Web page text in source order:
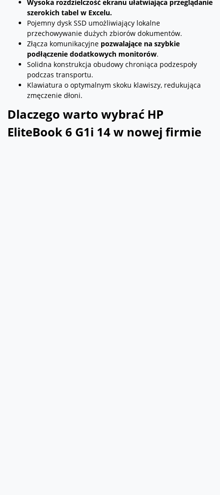
Wysoka rozdzielczość ekranu ułatwiająca przeglądanie
szerokich tabel w Excelu.
Pojemny dysk SSD umożliwiający lokalne
przechowywanie dużych zbiorów dokumentów.
Złącza komunikacyjne pozwalające na szybkie
podłączenie dodatkowych monitorów.
Solidna konstrukcja obudowy chroniąca podzespoły
podczas transportu.
Klawiatura o optymalnym skoku klawiszy, redukująca
zmęczenie dłoni.
Dlaczego warto wybrać HP
EliteBook 6 G1i 14 w nowej firmie